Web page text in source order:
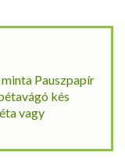
Pauszpapír
kés
vagy